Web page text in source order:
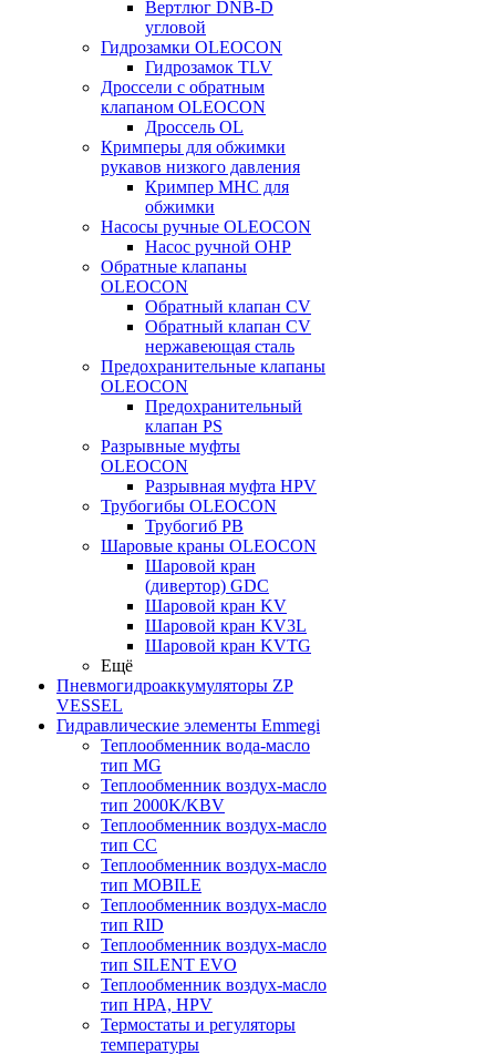
Вертлюг DNB-D
угловой
Гидрозамки OLEOCON
Гидрозамок TLV
Дроссели с обратным
клапаном OLEOCON
Дроссель OL
Кримперы для обжимки
рукавов низкого давления
Кримпер MHC для
обжимки
Насосы ручные OLEOCON
Насос ручной OHP
Обратные клапаны
OLEOCON
Обратный клапан CV
Обратный клапан CV
нержавеющая сталь
Предохранительные клапаны
OLEOCON
Предохранительный
клапан PS
Разрывные муфты
OLEOCON
Разрывная муфта HPV
Трубогибы OLEOCON
Трубогиб PB
Шаровые краны OLEOCON
Шаровой кран
(дивертор) GDC
Шаровой кран KV
Шаровой кран KV3L
Шаровой кран KVTG
Ещё
Пневмогидроаккумуляторы ZP
VESSEL
Гидравлические элементы Emmegi
Теплообменник вода-масло
тип MG
Теплообменник воздух-масло
тип 2000K/KBV
Теплообменник воздух-масло
тип CC
Теплообменник воздух-масло
тип MOBILE
Теплообменник воздух-масло
тип RID
Теплообменник воздух-масло
тип SILENT EVO
Теплообменник воздух-масло
тип НРА, HPV
Термостаты и регуляторы
температуры